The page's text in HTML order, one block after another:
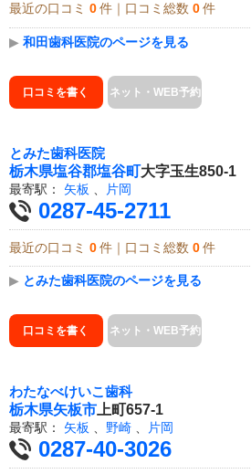
最近の口コミ 0 件｜口コミ総数 0 件
▶ 和田歯科医院のページを見る
口コミを書く ネット・WEB予約
とみた歯科医院
栃木県塩谷郡塩谷町大字玉生850-1
最寄駅： 矢板 片岡
0287-45-2711
最近の口コミ 0 件｜口コミ総数 0 件
▶ とみた歯科医院のページを見る
口コミを書く ネット・WEB予約
わたなべけいこ歯科
栃木県矢板市上町657-1
最寄駅： 矢板 、 野崎 、 片岡
0287-40-3026